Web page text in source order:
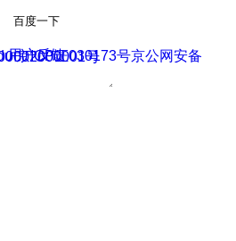
百度一下
用户反馈
京ICP证030173号
备11000002000001号